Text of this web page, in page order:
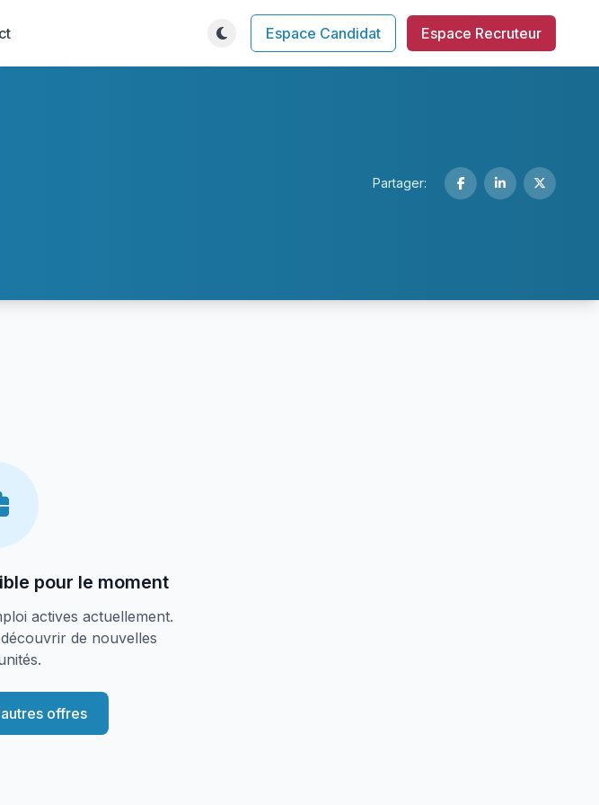
Espace Candidat Espace Recruteur
Partager:
pour le moment
actives actuellement.
de nouvelles
offres